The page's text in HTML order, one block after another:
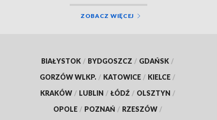
ZOBACZ WIĘCEJ
BIAŁYSTOK / BYDGOSZCZ / GDAŃSK /
GORZÓW WLKP. / KATOWICE / KIELCE /
KRAKÓW / LUBLIN / ŁÓDŹ / OLSZTYN /
OPOLE / POZNAŃ / RZESZÓW /